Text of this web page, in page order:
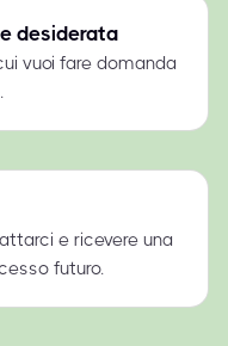
desiderata
vuoi fare domanda
e ricevere una
futuro.